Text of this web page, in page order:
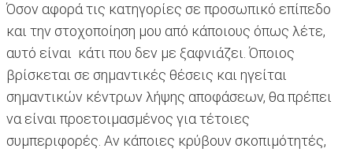
Όσον αφορά τις κατηγορίες σε προσωπικό επίπεδο
και την στοχοποίηση μου από κάποιους όπως λέτε,
αυτό είναι κάτι που δεν με ξαφνιάζει. Όποιος
βρίσκεται σε σημαντικές θέσεις και ηγείται
σημαντικών κέντρων λήψης αποφάσεων, θα πρέπει
να είναι προετοιμασμένος για τέτοιες
συμπεριφορές. Αν κάποιες κρύβουν σκοπιμότητές,